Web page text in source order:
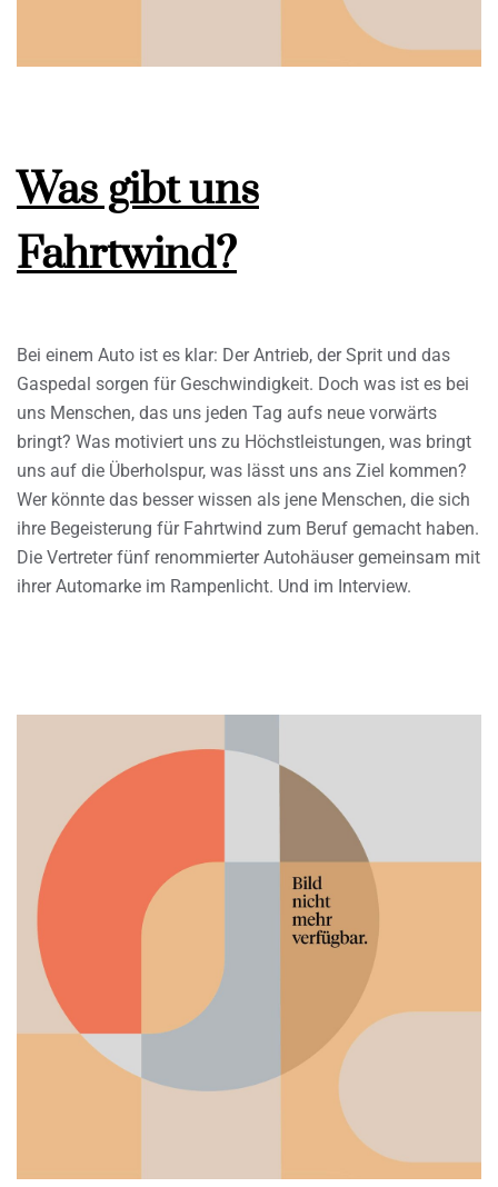
Was gibt uns
Fahrtwind?
Bei einem Auto ist es klar: Der Antrieb, der Sprit und das
Gaspedal sorgen für Geschwindigkeit. Doch was ist es bei
uns Menschen, das uns jeden Tag aufs neue vorwärts
bringt? Was motiviert uns zu Höchstleistungen, was bringt
uns auf die Überholspur, was lässt uns ans Ziel kommen?
Wer könnte das besser wissen als jene Menschen, die sich
ihre Begeisterung für Fahrtwind zum Beruf gemacht haben.
Die Vertreter fünf renommierter Autohäuser gemeinsam mit
ihrer Automarke im Rampenlicht. Und im Interview.